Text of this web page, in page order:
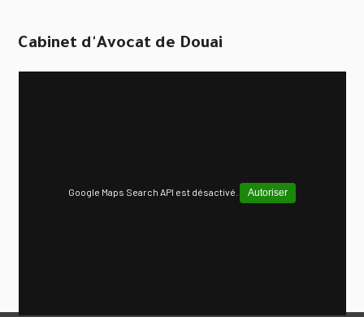
Cabinet d'Avocat de Douai
Google Maps Search API est désactivé. Autoriser